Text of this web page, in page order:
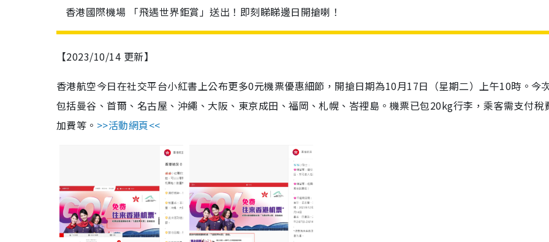
香港國際機場 「飛遇世界鉅賞」送出！即刻睇睇邊日開搶喇！
【2023/10/14 更新】
香港航空今日在社交平台小紅書上公布更多0元機票優惠細節，開搶日期為10月17日（星期二）上午10時。今
包括曼谷、首爾、名古屋、沖繩、大阪、東京成田、福岡、札幌、峇裡島。機票已包20kg行李，乘客需支付稅
加費等。 >>活動網頁<<